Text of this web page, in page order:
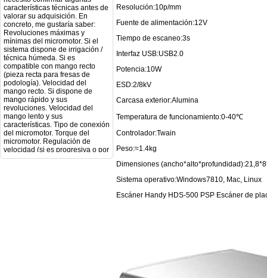
concreto, me gustaría saber:
Revoluciones máximas y
mínimas del micromotor. Si el
sistema dispone de irrigación /
técnica húmeda. Si es
compatible con mango recto
(pieza recta para fresas de
podología). Velocidad del
mango recto. Si dispone de
mango rápido y sus
revoluciones. Velocidad del
mango lento y sus
características. Tipo de conexión
del micromotor. Torque del
micromotor. Regulación de
velocidad (si es progresiva o por
niveles). Nivel de ruido y
vibración. Requisitos de
mantenimiento y esterilización
Resolución:10p/mm
Fuente de alimentación:12V
Tiempo de escaneo:3s
Interfaz USB:USB2.0
Potencia:10W
ESD:2/8kV
Carcasa exterior:Alumina
Temperatura de funcionamiento:0-40℃
Controlador:Twain
Peso:≈1.4kg
Dimensiones
Sistema operativo:Windows7810, Mac, Linux
Escáner Handy HDS-500 PSP Escáner de